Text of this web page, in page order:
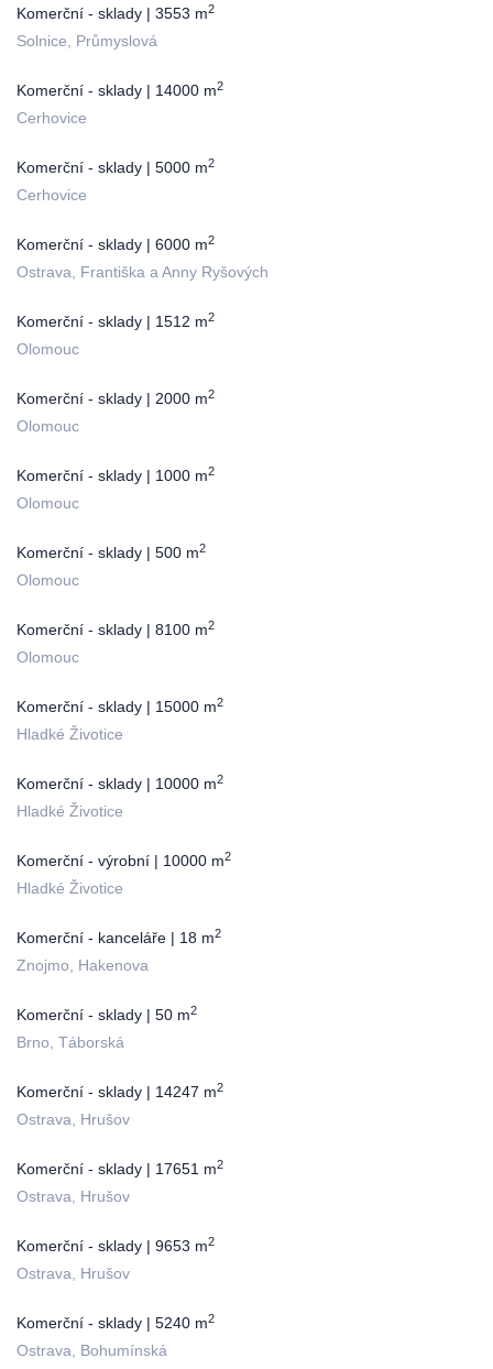
Komerční - sklady | 3553 m2
Solnice, Průmyslová
Komerční - sklady | 14000 m2
Cerhovice
Komerční - sklady | 5000 m2
Cerhovice
Komerční - sklady | 6000 m2
Ostrava, Františka a Anny Ryšových
Komerční - sklady | 1512 m2
Olomouc
Komerční - sklady | 2000 m2
Olomouc
Komerční - sklady | 1000 m2
Olomouc
Komerční - sklady | 500 m2
Olomouc
Komerční - sklady | 8100 m2
Olomouc
Komerční - sklady | 15000 m2
Hladké Životice
Komerční - sklady | 10000 m2
Hladké Životice
Komerční - výrobní | 10000 m2
Hladké Životice
Komerční - kanceláře | 18 m2
Znojmo, Hakenova
Komerční - sklady | 50 m2
Brno, Táborská
Komerční - sklady | 14247 m2
Ostrava, Hrušov
Komerční - sklady | 17651 m2
Ostrava, Hrušov
Komerční - sklady | 9653 m2
Ostrava, Hrušov
Komerční - sklady | 5240 m2
Ostrava, Bohumínská